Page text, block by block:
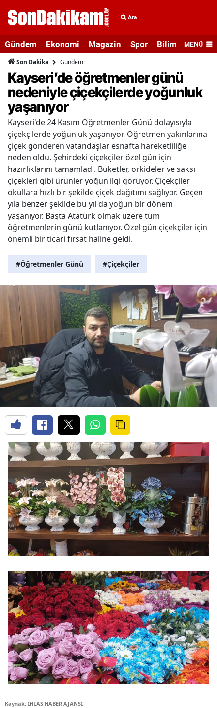
Ara
Gündem Ekonomi Magazin Spor Bilim veMENÜ
Son Dakika Gündem
Kayseri’de öğretmenler günü
nedeniyle çiçekçilerde yoğunluk
yaşanıyor
Kayseri'de 24 Kasım Öğretmenler Günü dolayısıyla
çiçekçilerde yoğunluk yaşanıyor. Öğretmen yakınlarına
çiçek gönderen vatandaşlar esnafta hareketliliğe
neden oldu. Şehirdeki çiçekçiler özel gün için
hazırlıklarını tamamladı. Buketler, orkideler ve saksı
çiçekleri gibi ürünler yoğun ilgi görüyor. Çiçekçiler
okullara hızlı bir şekilde çiçek dağıtımı sağlıyor. Geçen
yıla benzer şekilde bu yıl da yoğun bir dönem
yaşanıyor. Başta Atatürk olmak üzere tüm
öğretmenlerin günü kutlanıyor. Özel gün çiçekçiler için
önemli bir ticari fırsat haline geldi.
#Öğretmenler Günü #Çiçekçiler
Kaynak: İHLAS HABER AJANSI